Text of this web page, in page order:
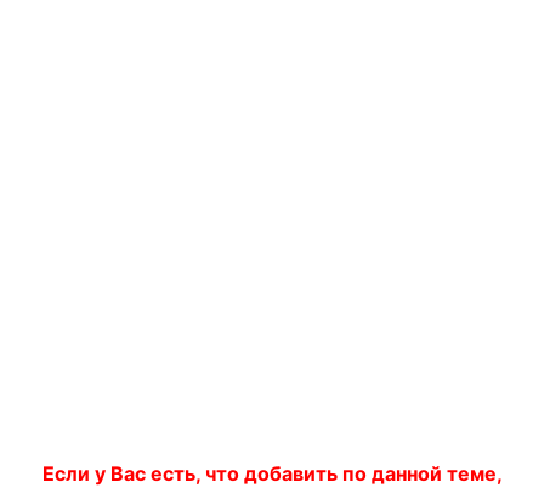
Если у Вас есть, что добавить по данной теме,